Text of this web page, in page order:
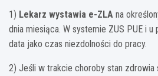
1) Lekarz wystawia e-ZLA na
dnia miesiąca. W systemie ZUS PUE i
data jako czas niezdolności do pracy.
2) Jeśli w trakcie choroby stan zdrowia